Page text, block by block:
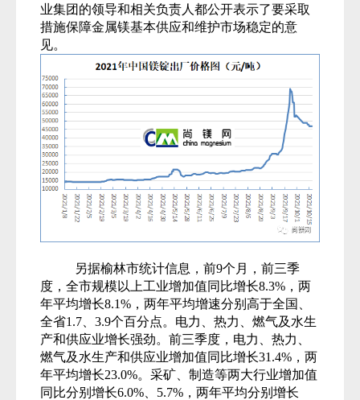
业集团的领导和相关负责人都公开表示了要采取
措施保障金属镁基本供应和维护市场稳定的意
见。
另据榆林市统计信息，前9个月， 前三季
度，全市规模以上工业增加值同比增长8.3%，两
年平均增长8.1%，两年平均增速分别高于全国、
全省1.7、3.9个百分点。 电力、热力、燃气及水生
产和供应业增长强劲。 前三季度，电力、热力、
燃气及水生产和供应业增加值同比增长31.4%，两
年平均增长23.0%。 采矿、制造等两大行业增加值
同比分别增长6.0%、5.7%，两年平均分别增长